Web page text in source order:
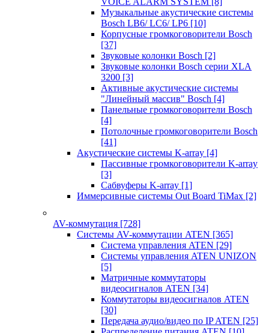
Музыкальные акустические системы
Bosch LB6/ LC6/ LP6 [10]
Корпусные громкоговорители Bosch
[37]
Звуковые колонки Bosch [2]
Звуковые колонки Bosch серии XLA
3200 [3]
Активные акустические системы
"Линейный массив" Bosch [4]
Панельные громкоговорители Bosch
[4]
Потолочные громкоговорители Bosch
[41]
Акустические системы K-array [4]
Пассивные громкоговорители K-array
[3]
Сабвуферы K-array [1]
Иммерсивные системы Out Board TiMax [2]
AV-коммутация [728]
Системы AV-коммутации ATEN [365]
Система управления ATEN [29]
Системы управления ATEN UNIZON
[5]
Матричные коммутаторы
видеосигналов ATEN [34]
Коммутаторы видеосигналов ATEN
[30]
Передача аудио/видео по IP ATEN [25]